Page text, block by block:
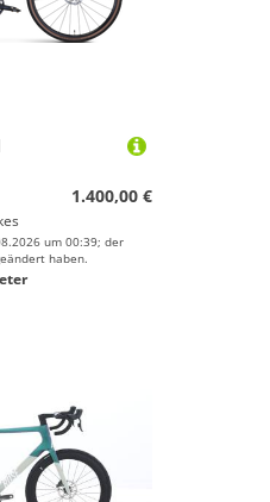
1.400,00 €
um 00:39; der
haben.